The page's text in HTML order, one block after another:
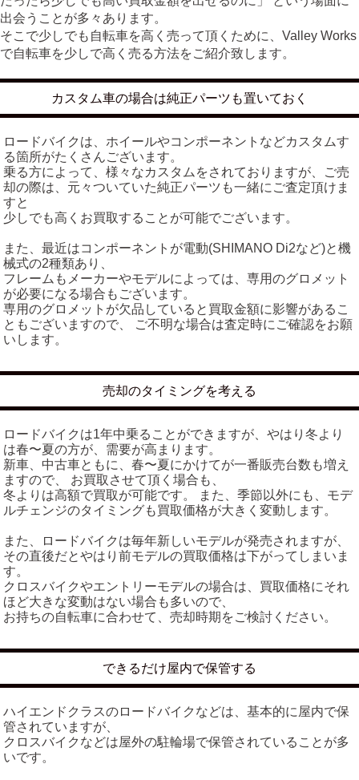
出会うことが多々あります。
そこで少しでも自転車を高く売って頂くために、Valley Works
で自転車を少しで高く売る方法をご紹介致します。
カスタム車の場合は純正パーツも置いておく
ロードバイクは、ホイールやコンポーネントなどカスタムす
る箇所がたくさんございます。
乗る方によって、様々なカスタムをされておりますが、ご売
却の際は、元々ついていた純正パーツも一緒にご査定頂けま
すと
少しでも高くお買取することが可能でございます。
また、最近はコンポーネントが電動(SHIMANO Di2など)と機
械式の2種類あり、
フレームもメーカーやモデルによっては、専用のグロメット
が必要になる場合もございます。
専用のグロメットが欠品していると買取金額に影響があるこ
ともございますので、 ご不明な場合は査定時にご確認をお願
いします。
売却のタイミングを考える
ロードバイクは1年中乗ることができますが、やはり冬より
は春〜夏の方が、需要が高まります。
新車、中古車ともに、春〜夏にかけてが一番販売台数も増え
ますので、 お買取させて頂く場合も、
冬よりは高額で買取が可能です。 また、季節以外にも、モデ
ルチェンジのタイミングも買取価格が大きく変動します。
また、ロードバイクは毎年新しいモデルが発売されますが、
その直後だとやはり前モデルの買取価格は下がってしまいま
す。
クロスバイクやエントリーモデルの場合は、買取価格にそれ
ほど大きな変動はない場合も多いので、
お持ちの自転車に合わせて、売却時期をご検討ください。
できるだけ屋内で保管する
ハイエンドクラスのロードバイクなどは、基本的に屋内で保
管されていますが、
クロスバイクなどは屋外の駐輪場で保管されていることが多
いです。